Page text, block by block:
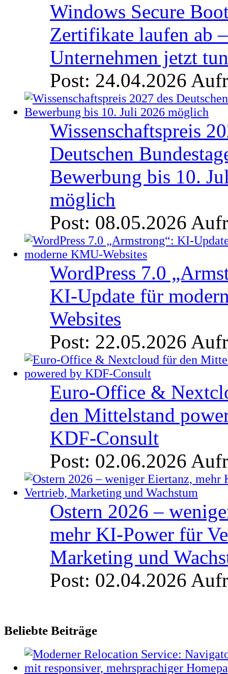
Windows Secure
Zertifikate laufen ab
Unternehmen jetzt
Post: 24.04.2026
Wissenschaftspreis
Deutschen
Bewerbung bis 10.
möglich
Post: 08.05.2026
WordPress 7.0
KI-Update für
Websites
Post: 22.05.2026
Euro-Office &
den Mittelstand
KDF-Consult
Post: 02.06.2026
Ostern 2026 –
mehr KI-Power für
Marketing und
Post: 02.04.2026
Beliebte Beiträge